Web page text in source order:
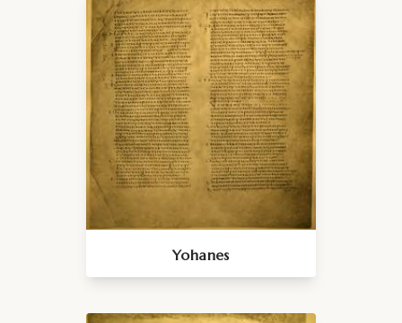
Yohanes